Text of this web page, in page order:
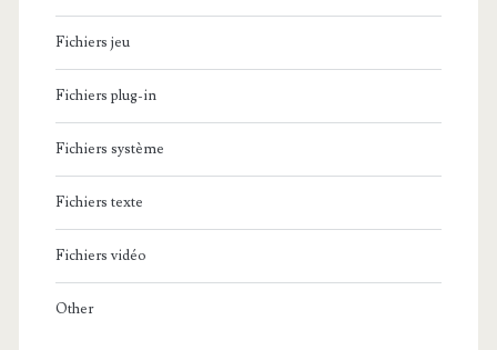
Fichiers jeu
Fichiers plug-in
Fichiers système
Fichiers texte
Fichiers vidéo
Other